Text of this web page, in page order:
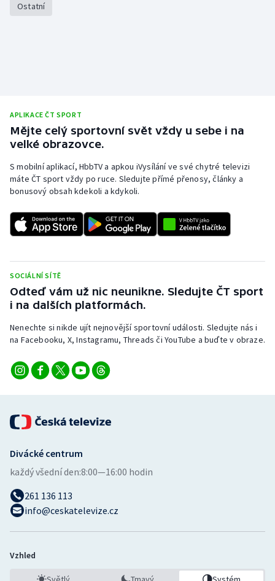
Ostatní
APLIKACE ČT SPORT
Mějte celý sportovní svět vždy u sebe i na
velké obrazovce.
S mobilní aplikací, HbbTV a apkou iVysílání ve své chytré televizi
máte ČT sport vždy po ruce. Sledujte přímé přenosy, články a
bonusový obsah kdekoli a kdykoli.
SOCIÁLNÍ SÍTĚ
Odteď vám už nic neunikne. Sledujte ČT sport
i na dalších platformách.
Nenechte si nikde ujít nejnovější sportovní události. Sledujte nás i
na Facebooku, X, Instagramu, Threads či YouTube a buďte v obraze.
Divácké centrum
každý všední den:8:00—16:00 hodin
261 136 113
info@ceskatelevize.cz
Vzhled